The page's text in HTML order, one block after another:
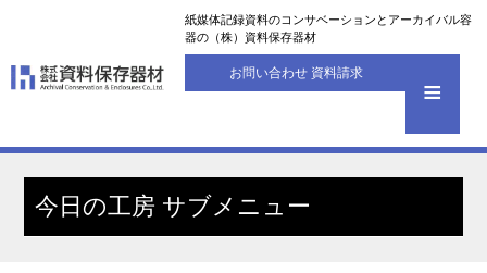
紙媒体記録資料のコンサベーションとアーカイバル容
器の（株）資料保存器材
お問い合わせ 資料請求
今日の工房 サブメニュー